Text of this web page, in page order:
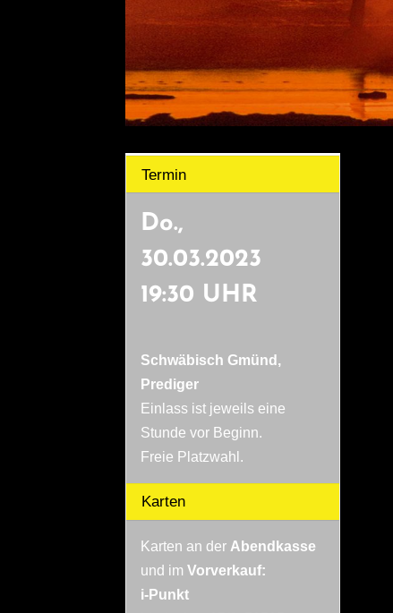
Termin
Do.,
30.03.2023
19:30 UHR
Schwäbisch Gmünd,
Prediger
Einlass ist jeweils eine
Stunde vor Beginn.
Freie Platzwahl.
Karten
Karten an der Abendkasse
und im Vorverkauf:
i-Punkt